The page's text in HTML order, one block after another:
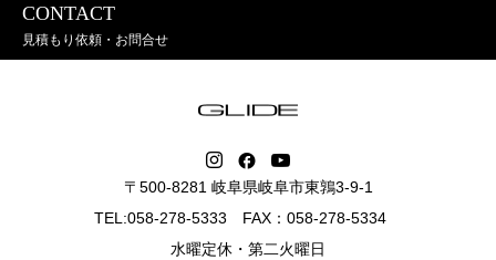
CONTACT
見積もり依頼・お問合せ
〒500-8281 岐阜県岐阜市東鶉3-9-1
TEL:058-278-5333 FAX：058-278-5334
水曜定休・第二火曜日